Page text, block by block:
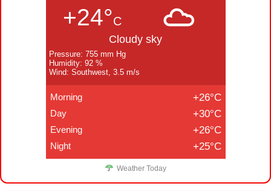
+24°C
Cloudy sky
Pressure: 755 mm Hg
Humidity: 92 %
Wind: Southwest, 3.5 m/s
Morning +26°C
Day +30°C
Evening +26°C
Night +25°C
Weather Today